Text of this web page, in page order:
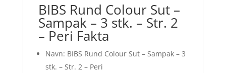
BIBS Rund Colour Sut –
Sampak – 3 stk. – Str. 2
– Peri Fakta
Navn: BIBS Rund Colour Sut – Sampak – 3
stk. – Str. 2 – Peri